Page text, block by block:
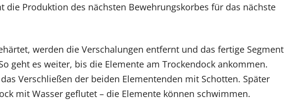
die Produktion des nächsten Bewehrungskorbes für das nächste
werden die Verschalungen entfernt und das fertige Segment
geht es weiter, bis die Elemente am Trockendock ankommen.
Verschließen der beiden Elementenden mit Schotten. Später
mit Wasser geflutet – die Elemente können schwimmen.